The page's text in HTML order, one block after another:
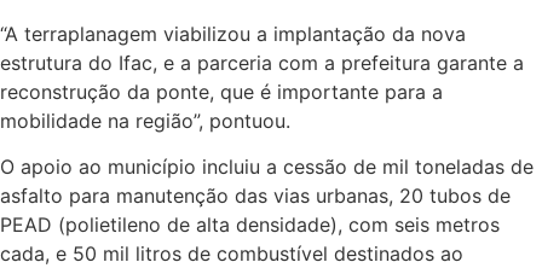
“A terraplanagem viabilizou a implantação da nova
estrutura do Ifac, e a parceria com a prefeitura garante a
reconstrução da ponte, que é importante para a
mobilidade na região”, pontuou.
O apoio ao município incluiu a cessão de mil toneladas de
asfalto para manutenção das vias urbanas, 20 tubos de
PEAD (polietileno de alta densidade), com seis metros
cada, e 50 mil litros de combustível destinados ao